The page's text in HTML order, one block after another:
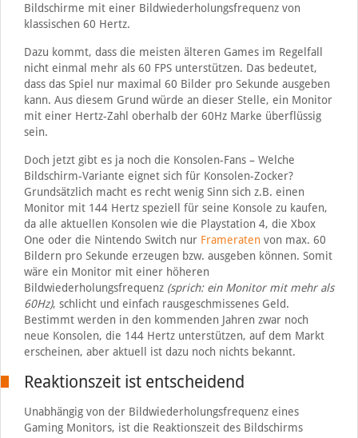
Bildschirme mit einer Bildwiederholungsfrequenz von
klassischen 60 Hertz.
Dazu kommt, dass die meisten älteren Games im Regelfall
nicht einmal mehr als 60 FPS unterstützen. Das bedeutet,
dass das Spiel nur maximal 60 Bilder pro Sekunde ausgeben
kann. Aus diesem Grund würde an dieser Stelle, ein Monitor
mit einer Hertz-Zahl oberhalb der 60Hz Marke überflüssig
sein.
Doch jetzt gibt es ja noch die Konsolen-Fans – Welche
Bildschirm-Variante eignet sich für Konsolen-Zocker?
Grundsätzlich macht es recht wenig Sinn sich z.B. einen
Monitor mit 144 Hertz speziell für seine Konsole zu kaufen,
da alle aktuellen Konsolen wie die Playstation 4, die Xbox
One oder die Nintendo Switch nur Frameratenvon max. 60
Bildern pro Sekunde erzeugen bzw. ausgeben können. Somit
wäre ein Monitor mit einer höheren
Bildwiederholungsfrequenz (sprich: ein Monitor mit mehr als
60Hz), schlicht und einfach rausgeschmissenes Geld.
Bestimmt werden in den kommenden Jahren zwar noch
neue Konsolen, die 144 Hertz unterstützen, auf dem Markt
erscheinen, aber aktuell ist dazu noch nichts bekannt.
Reaktionszeit ist entscheidend
Unabhängig von der Bildwiederholungsfrequenz eines
Gaming Monitors, ist die Reaktionszeit des Bildschirms